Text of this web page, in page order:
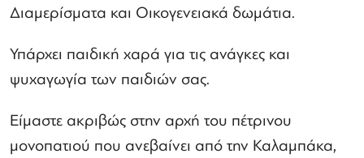
Διαμερίσματα και Οικογενειακά δωμάτια.
Υπάρχει παιδική χαρά για τις ανάγκες και
ψυχαγωγία των παιδιών σας.
Είμαστε ακριβώς στην αρχή του πέτρινου
μονοπατιού που ανεβαίνει από την Καλαμπάκα,